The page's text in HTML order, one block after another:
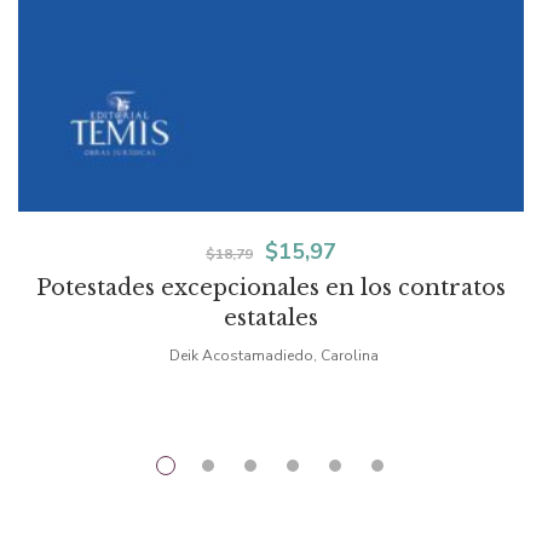
Potestades excepcionales en los contratos
estatales
$18,79
El
precio
$15,97
precio
Deik Acostamadiedo, Carolina